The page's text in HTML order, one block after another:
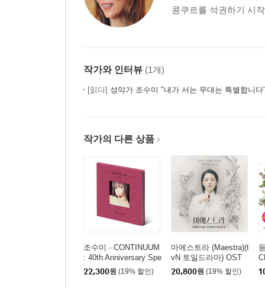
콩쿠르를 석권하기 시
작가와 인터뷰 (1개)
[읽다] 성악가 조수미 "내가 서는 무대는 특별합니다
작가의 다른 상품
조수미 - CONTINUUM
: 40th Anniversary Spe
cial Album
22,300원 (19% 할인)
마에스트라 (Maestra)(t
vN 토일드라마) OST
20,800원 (19% 할인)